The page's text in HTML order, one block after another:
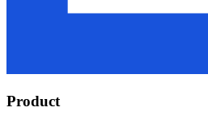
Product